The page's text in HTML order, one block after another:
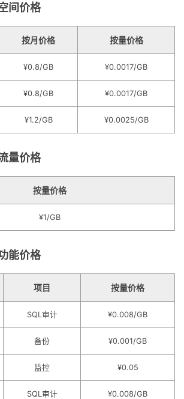
间价格
按月价格 按量价格
¥0.8/GB ¥0.0017/GB
¥0.8/GB ¥0.0017/GB
¥1.2/GB ¥0.0025/GB
量价格
按量价格
¥1/GB
能价格
项目 按量价格
SQL审计 ¥0.008/GB
备份 ¥0.001/GB
监控 ¥0.05
SQL审计 ¥0.008/GB